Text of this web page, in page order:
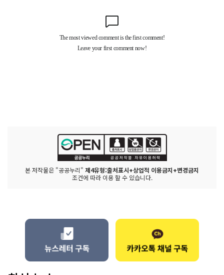
본 저작물은 "공공누리" 제4유형:출처표시+상업적 이용금지+변경금지
조건에 따라 이용 할 수 있습니다.